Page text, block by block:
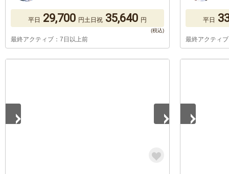
平日 29,700 円土日祝 35,640 円
最終アクティブ：7日以上前
平日
最終アクティ